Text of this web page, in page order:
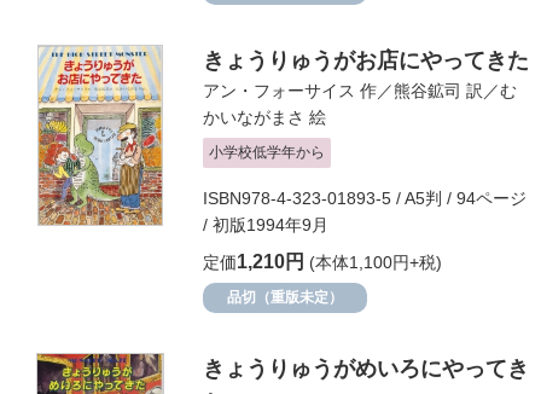
きょうりゅうがお店にやってきた
アン・フォーサイス 作／熊谷鉱司 訳／む
かいながまさ 絵
小学校低学年から
ISBN978-4-323-01893-5 / A5判 / 94ページ
/ 初版1994年9月
定価1,210円 (本体1,100円+税)
品切（重版未定）
きょうりゅうがめいろにやってき